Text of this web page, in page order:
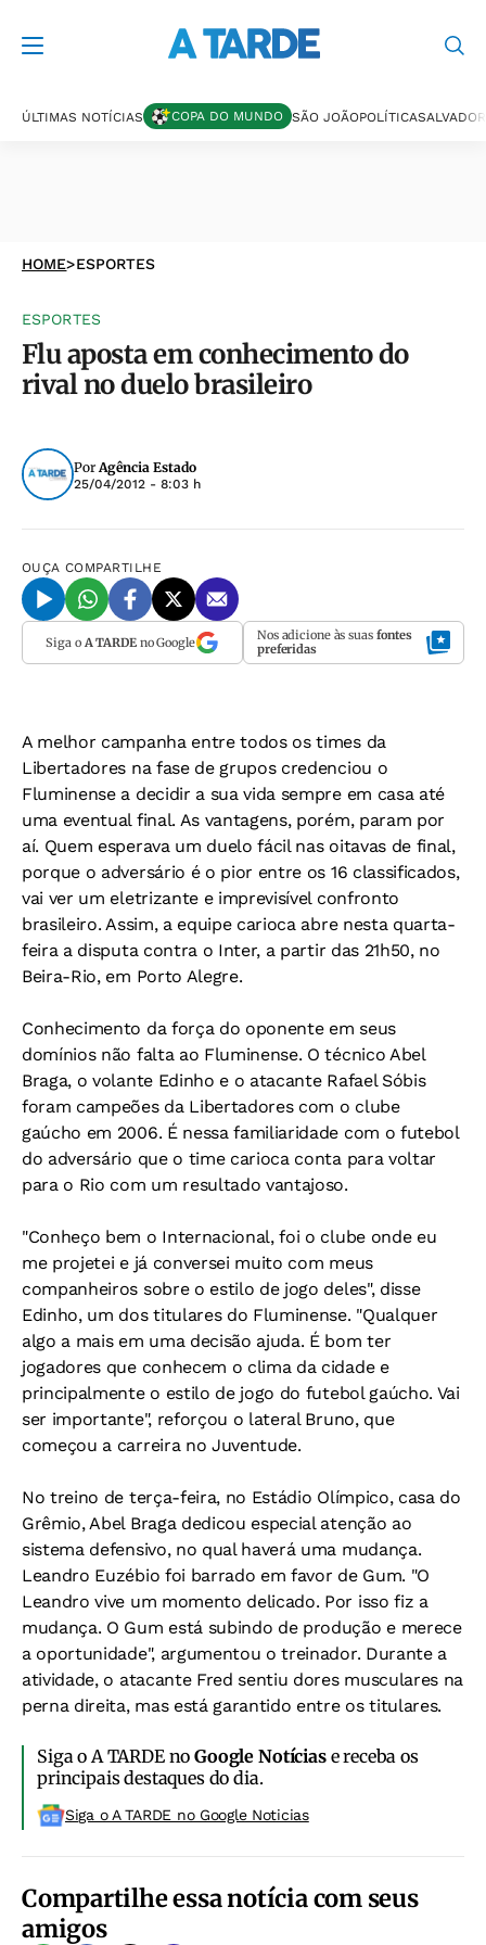
ÚLTIMAS NOTÍCIAS COPA DO MUNDO SÃO JOÃOPOLÍTICASALVADOR
HOME>ESPORTES
ESPORTES
Flu aposta em conhecimento do
rival no duelo brasileiro
PorAgência Estado
25/04/2012 - 8:03 h
OUÇA COMPARTILHE
Siga o A TARDEno Google Nos adicione às suas fontes
preferidas
A melhor campanha entre todos os times da
Libertadores na fase de grupos credenciou o
Fluminense a decidir a sua vida sempre em casa até
uma eventual final. As vantagens, porém, param por
aí. Quem esperava um duelo fácil nas oitavas de final,
porque o adversário é o pior entre os 16 classificados,
vai ver um eletrizante e imprevisível confronto
brasileiro. Assim, a equipe carioca abre nesta quarta-
feira a disputa contra o Inter, a partir das 21h50, no
Beira-Rio, em Porto Alegre.
Conhecimento da força do oponente em seus
domínios não falta ao Fluminense. O técnico Abel
Braga, o volante Edinho e o atacante Rafael Sóbis
foram campeões da Libertadores com o clube
gaúcho em 2006. É nessa familiaridade com o futebol
do adversário que o time carioca conta para voltar
para o Rio com um resultado vantajoso.
"Conheço bem o Internacional, foi o clube onde eu
me projetei e já conversei muito com meus
companheiros sobre o estilo de jogo deles", disse
Edinho, um dos titulares do Fluminense. "Qualquer
algo a mais em uma decisão ajuda. É bom ter
jogadores que conhecem o clima da cidade e
principalmente o estilo de jogo do futebol gaúcho. Vai
ser importante", reforçou o lateral Bruno, que
começou a carreira no Juventude.
No treino de terça-feira, no Estádio Olímpico, casa do
Grêmio, Abel Braga dedicou especial atenção ao
sistema defensivo, no qual haverá uma mudança.
Leandro Euzébio foi barrado em favor de Gum. "O
Leandro vive um momento delicado. Por isso fiz a
mudança. O Gum está subindo de produção e merece
a oportunidade", argumentou o treinador. Durante a
atividade, o atacante Fred sentiu dores musculares na
perna direita, mas está garantido entre os titulares.
Siga o A TARDE noGoogle Notíciase receba os
principais destaques do dia.
Siga o A TARDE no Google Noticias
Compartilhe essa notícia com seus
amigos